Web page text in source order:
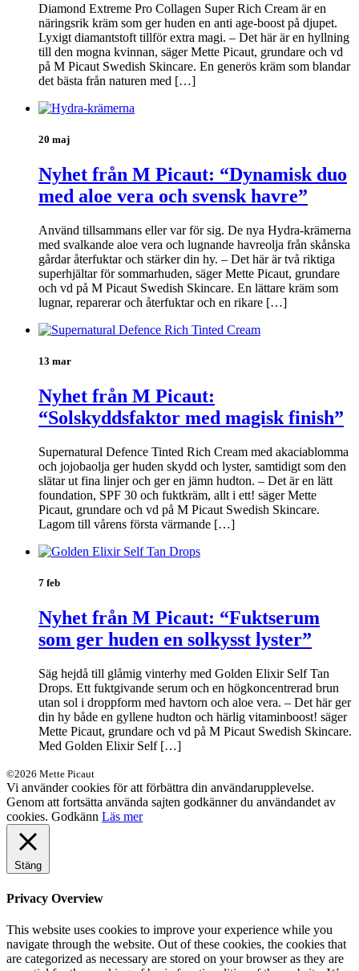
Diamond Extreme Pro Collagen Super Rich Cream är en
näringsrik kräm som ger huden en anti age-boost på djupet.
Lyxigt diamantstoft tillför extra magi. – Det här är en hyllning
till den mogna kvinnan, säger Mette Picaut, grundare och vd
på M Picaut Swedish Skincare. En generös kräm som blandar
det bästa från naturen med […]
20 maj
Nyhet från M Picaut: “Dynamisk duo
med aloe vera och svensk havre”
Använd tillsammans eller var för sig. De nya Hydra-krämerna
med svalkande aloe vera och lugnande havreolja från skånska
gårdar återfuktar och stärker din hy. – Det här är två riktiga
superhjältar för sommarhuden, säger Mette Picaut, grundare
och vd på M Picaut Swedish Skincare. En lättare kräm som
lugnar, reparerar och återfuktar och en rikare […]
13 mar
Nyhet från M Picaut:
“Solskyddsfaktor med magisk finish”
Supernatural Defence Tinted Rich Cream med akaciablomma
och jojobaolja ger huden skydd och lyster, samtidigt som den
slätar ut fina linjer och ger en jämn hudton. – Det är en lätt
foundation, SPF 30 och fuktkräm, allt i ett! säger Mette
Picaut, grundare och vd på M Picaut Swedish Skincare.
Lagom till vårens första värmande […]
7 feb
Nyhet från M Picaut: “Fuktserum
som ger huden en solkysst lyster”
Säg hejdå till glåmig vinterhy med Golden Elixir Self Tan
Drops. Ett fuktgivande serum och en högkoncentrerad brun
utan sol i droppform med havtorn och aloe vera. – Det här ger
din hy både en gyllene hudton och härlig vitaminboost! säger
Mette Picaut, grundare och vd på M Picaut Swedish Skincare.
Med Golden Elixir Self […]
©2026 Mette Picaut
Vi använder cookies för att förbättra din användarupplevelse.
Genom att fortsätta använda sajten godkänner du användandet av
cookies. Godkänn Läs mer
Stäng
Privacy Overview
This website uses cookies to improve your experience while you
navigate through the website. Out of these cookies, the cookies that
are categorized as necessary are stored on your browser as they are